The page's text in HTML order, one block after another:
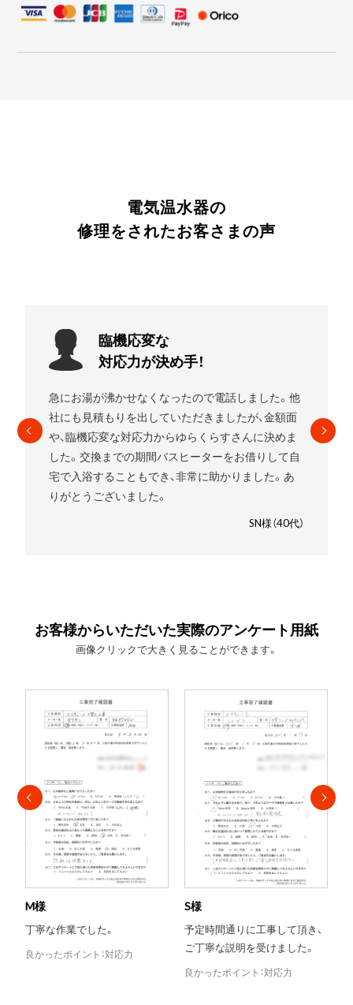
電気温水器の
修理をされたお客さまの声
お願いして
良かったです!
エコキュートを使用していましたがガスの給湯器に
したいことをお伝えするとすぐに段取りを組んでく
れました。高いものを売りつけられるんじゃないか
と少し心配でしたが、ゆらくらすさんにお願いして
良かったです。笑
お客様からいただいた実際のアンケート用紙
画像クリックで大きく見ることができます。
S様
予定時間通りに工事して頂き、
ご丁寧な説明を受けました。
T様
当日対応がとても助かりまし
た。
良かったポイント：評判